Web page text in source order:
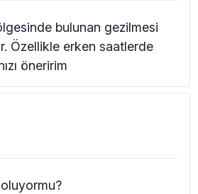
bulunan gezilmesi
Özellikle erken saatlerde
öneririm